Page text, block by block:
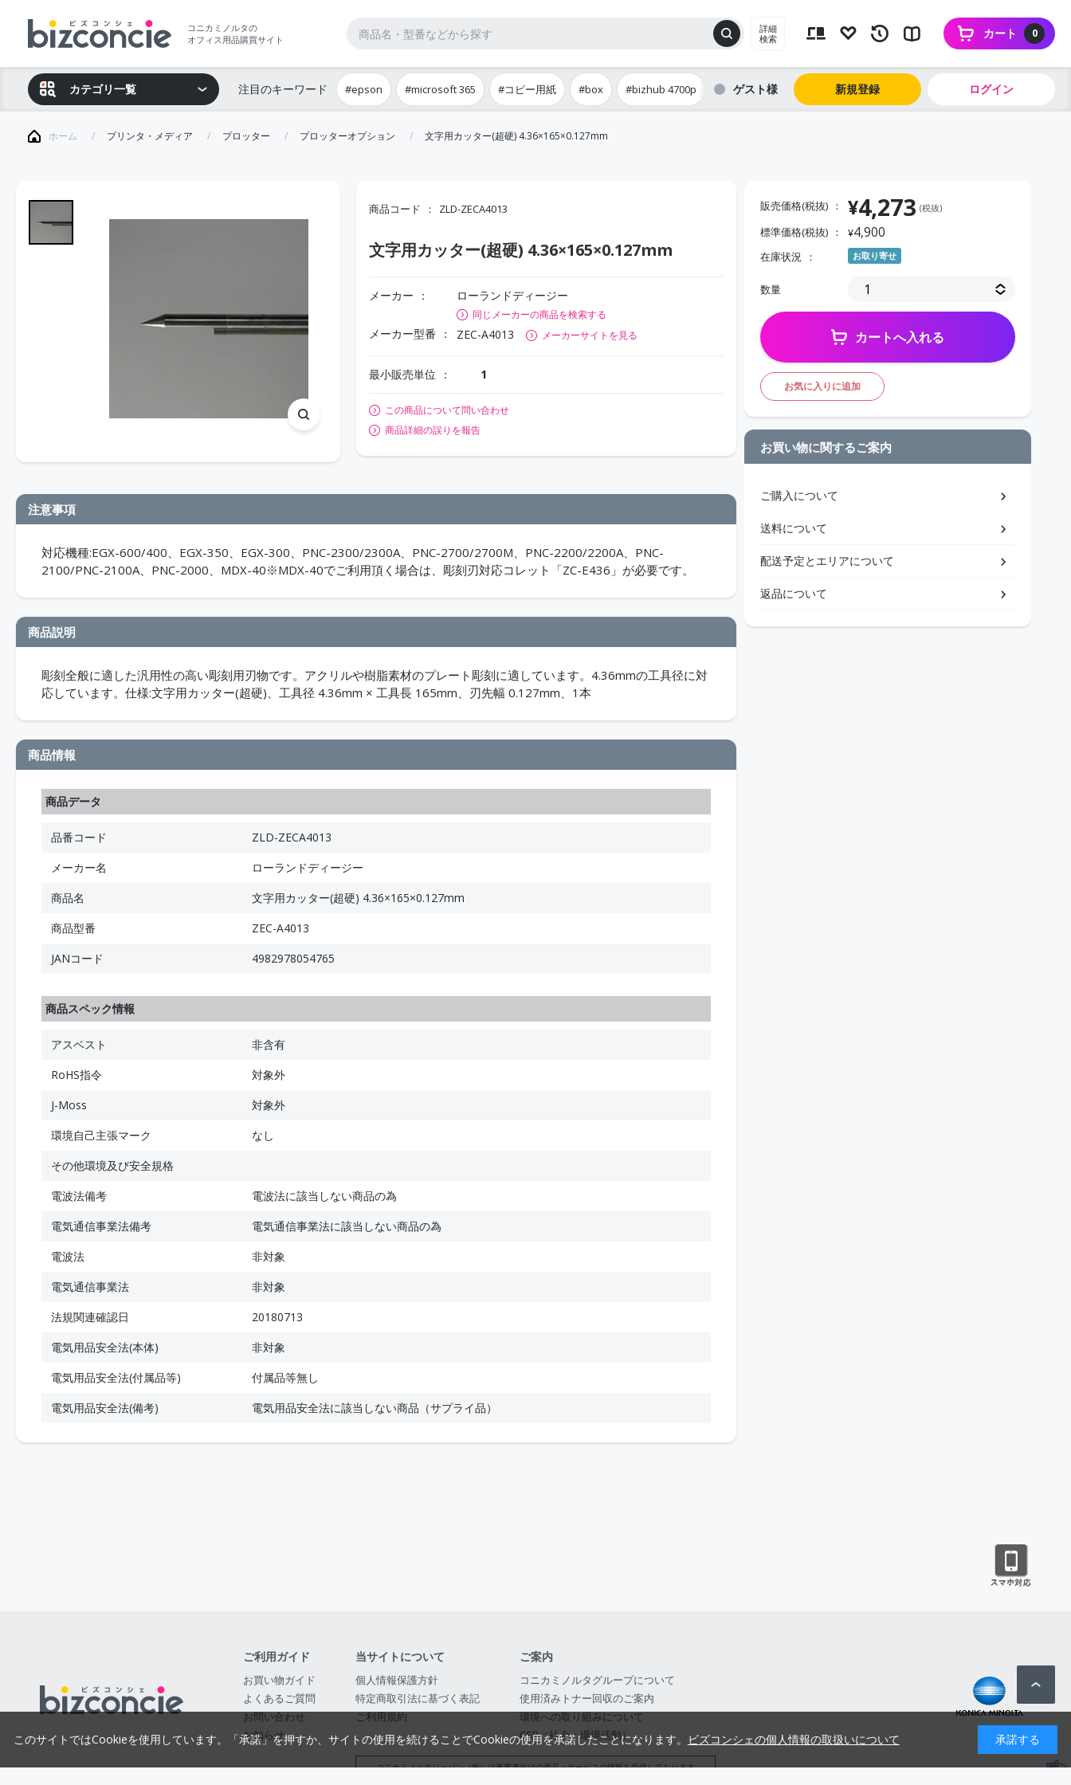
コニカミノルタの
オフィス用品購買サイト
詳細
検索
0
カート
カテゴリ一覧 注目のキーワード #epson #microsoft 365 #コピー用紙 #box #bizhub 4700p ゲスト 新規登録 ログイン
ホーム プリンタ・メディア プロッター プロッターオプション 文字用カッター(超硬) 4.36×165×0.127mm
商品コード ZLD-ZECA4013
文字用カッター(超硬) 4.36×165×0.127mm
メーカー ローランドディージー
同じメーカーの商品を検索する
メーカー型番 ZEC-A4013 メーカーサイトを見る
最小販売単位 1
この商品について問い合わせ
商品詳細の誤りを報告
注意事項
対応機種:EGX-600/400、EGX-350、EGX-300、PNC-2300/2300A、PNC-2700/2700M、PNC-2200/2200A、PNC-
2100/PNC-2100A、PNC-2000、MDX-40※MDX-40でご利用頂く場合は、彫刻刃対応コレット「ZC-E436」が必要です。
商品説明
彫刻全般に適した汎用性の高い彫刻用刃物です。アクリルや樹脂素材のプレート彫刻に適しています。4.36mmの工具径に対
応しています。仕様:文字用カッター(超硬)、工具径 4.36mm × 工具長 165mm、刃先幅 0.127mm、1本
商品情報
商品データ
品番コード
ZLD-ZECA4013
メーカー名
ローランドディージー
商品名
文字用カッター(超硬) 4.36×165×0.127mm
商品型番
ZEC-A4013
JANコード
4982978054765
商品スペック情報
アスベスト
非含有
RoHS指令
対象外
J-Moss
対象外
環境自己主張マーク
なし
その他環境及び安全規格
電波法備考
電波法に該当しない商品の為
電気通信事業法備考
電気通信事業法に該当しない商品の為
電波法
非対象
電気通信事業法
非対象
法規関連確認日
20180713
電気用品安全法(本体)
非対象
電気用品安全法(付属品等)
付属品等無し
電気用品安全法(備考)
電気用品安全法に該当しない商品（サプライ品）
販売価格(税抜) ¥4,273 (税抜)
標準価格(税抜) ¥4,900
在庫状況 お取り寄せ
数量
カートへ入れる
お気に入りに追加
お買い物に関するご案内
ご購入について
送料について
配送予定とエリアについて
返品について
ご利用ガイド
お買い物ガイド
よくあるご質問
お問い合わせ
お知らせ
当サイトについて
個人情報保護方針
特定商取引法に基づく表記
ご利用規約
ご案内
コニカミノルタグループについて
使用済みトナー回収のご案内
環境への取り組みについて
CSR（社会・環境活動）
コニカミノルタジャパン（株）は事業者向けの商品・サービスの情報を提供しております
このサイトではCookieを使用しています。「承諾」を押すか、サイトの使用を続けることでCookieの使用を承諾したことになります。 ビズコンシェの個人情報の取扱いについて 承諾する